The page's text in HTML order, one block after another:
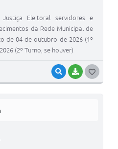
VISUALIZAR
BAIXAR
Eleitoral servidores e
da Rede Municipal de
de 04 de outubro de 2026 (1º
(2º Turno, se houver)